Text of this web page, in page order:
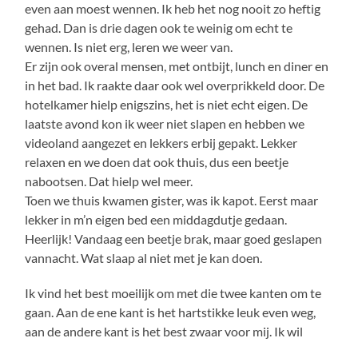
even aan moest wennen. Ik heb het nog nooit zo heftig
gehad. Dan is drie dagen ook te weinig om echt te
wennen. Is niet erg, leren we weer van.
Er zijn ook overal mensen, met ontbijt, lunch en diner en
in het bad. Ik raakte daar ook wel overprikkeld door. De
hotelkamer hielp enigszins, het is niet echt eigen. De
laatste avond kon ik weer niet slapen en hebben we
videoland aangezet en lekkers erbij gepakt. Lekker
relaxen en we doen dat ook thuis, dus een beetje
nabootsen. Dat hielp wel meer.
Toen we thuis kwamen gister, was ik kapot. Eerst maar
lekker in m’n eigen bed een middagdutje gedaan.
Heerlijk! Vandaag een beetje brak, maar goed geslapen
vannacht. Wat slaap al niet met je kan doen.
Ik vind het best moeilijk om met die twee kanten om te
gaan. Aan de ene kant is het hartstikke leuk even weg,
aan de andere kant is het best zwaar voor mij. Ik wil